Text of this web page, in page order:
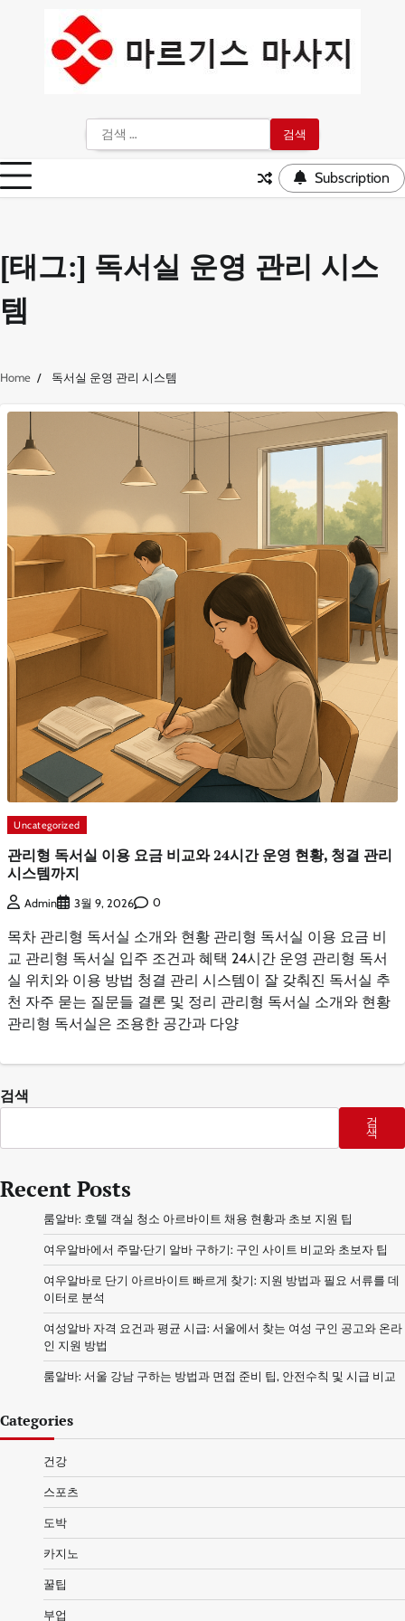
색:
Subscription
[태그:] 독서실 운영 관리 시스
템
Home 독서실 운영 관리 시스템
Uncategorized
관리형 독서실 이용 요금 비교와 24시간 운영 현황, 청결 관리
시스템까지
Admin 3월 9, 2026 0
목차 관리형 독서실 소개와 현황 관리형 독서실 이용 요금 비
교 관리형 독서실 입주 조건과 혜택 24시간 운영 관리형 독서
실 위치와 이용 방법 청결 관리 시스템이 잘 갖춰진 독서실 추
천 자주 묻는 질문들 결론 및 정리 관리형 독서실 소개와 현황
관리형 독서실은 조용한 공간과 다양
검색
검
색
Recent Posts
룸알바: 호텔 객실 청소 아르바이트 채용 현황과 초보 지원 팁
여우알바에서 주말·단기 알바 구하기: 구인 사이트 비교와 초보자 팁
여우알바로 단기 아르바이트 빠르게 찾기: 지원 방법과 필요 서류를 데
이터로 분석
여성알바 자격 요건과 평균 시급: 서울에서 찾는 여성 구인 공고와 온라
인 지원 방법
룸알바: 서울 강남 구하는 방법과 면접 준비 팁, 안전수칙 및 시급 비교
Categories
건강
스포츠
도박
카지노
꿀팁
부업